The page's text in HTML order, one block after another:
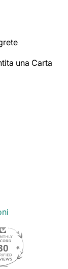
una Carta